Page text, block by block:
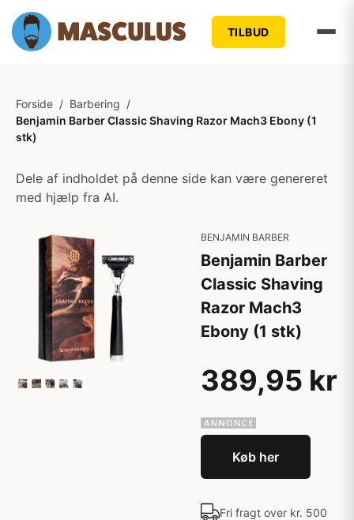
TILBUD
Forside / Barbering /
Benjamin Barber Classic Shaving Razor Mach3 Ebony (1
stk)
Dele af indholdet på denne side kan være genereret
med hjælp fra AI.
BENJAMIN BARBER
Benjamin Barber
Classic Shaving
Razor Mach3
Ebony (1 stk)
389,95 kr
Køb her
Fri fragt over kr. 500